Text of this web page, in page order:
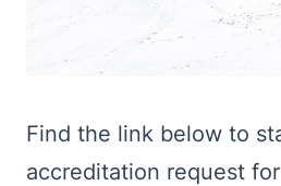
Find the link below to
accreditation request